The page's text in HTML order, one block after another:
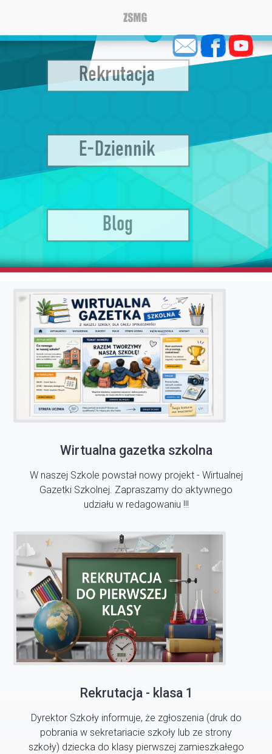
Wirtualna gazetka szkolna
W naszej Szkole powstał nowy projekt - Wirtualnej
Gazetki Szkolnej. Zapraszamy do aktywnego
udziału w redagowaniu !!!
Rekrutacja - klasa 1
Dyrektor Szkoły informuje, że zgłoszenia (druk do
pobrania w sekretariacie szkoły lub ze strony
szkoły) dziecka do klasy pierwszej zamieszkałego